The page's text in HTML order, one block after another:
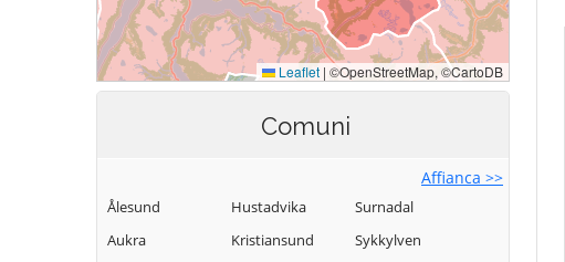
Comuni
Affianca >>
Ålesund
Aukra
Hustadvika
Kristiansund
Surnadal
Sykkylven